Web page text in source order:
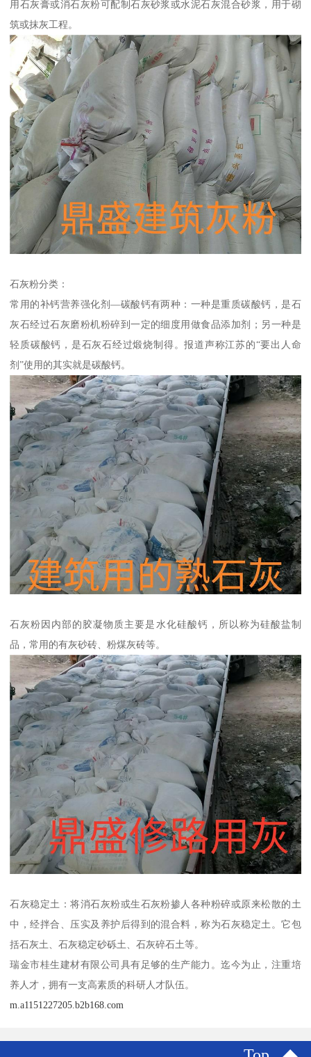
用石灰膏或消石灰粉可配制石灰砂浆或水泥石灰混合砂浆，用于砌
筑或抹灰工程。
石灰粉分类：
常用的补钙营养强化剂—碳酸钙有两种：一种是重质碳酸钙，是石
灰石经过石灰磨粉机粉碎到一定的细度用做食品添加剂；另一种是
轻质碳酸钙，是石灰石经过煅烧制得。报道声称江苏的“要出人命
剂”使用的其实就是碳酸钙。
石灰粉因内部的胶凝物质主要是水化硅酸钙，所以称为硅酸盐制
品，常用的有灰砂砖、粉煤灰砖等。
石灰稳定土：将消石灰粉或生石灰粉掺人各种粉碎或原来松散的土
中，经拌合、压实及养护后得到的混合料，称为石灰稳定土。它包
括石灰土、石灰稳定砂砾土、石灰碎石土等。
瑞金市桂生建材有限公司具有足够的生产能力。迄今为止，注重培
养人才，拥有一支高素质的科研人才队伍。
m.a1151227205.b2b168.com